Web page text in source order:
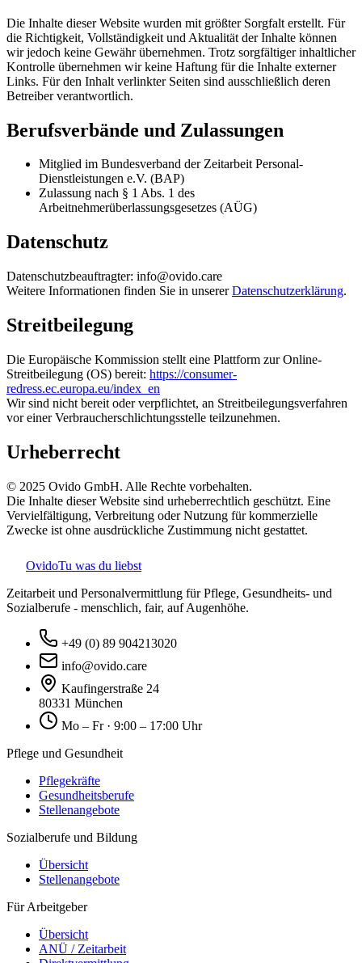
Die Inhalte dieser Website wurden mit größter Sorgfalt erstellt. Für
die Richtigkeit, Vollständigkeit und Aktualität der Inhalte können
wir jedoch keine Gewähr übernehmen. Trotz sorgfältiger inhaltlicher
Kontrolle übernehmen wir keine Haftung für die Inhalte externer
Links. Für den Inhalt verlinkter Seiten sind ausschließlich deren
Betreiber verantwortlich.
Berufsverbände und Zulassungen
Mitglied im Bundesverband der Zeitarbeit Personal-
Dienstleistungen e.V. (BAP)
Zulassung nach § 1 Abs. 1 des
Arbeitnehmerüberlassungsgesetzes (AÜG)
Datenschutz
Datenschutzbeauftragter: info@ovido.care
Weitere Informationen finden Sie in unserer Datenschutzerklärung.
Streitbeilegung
Die Europäische Kommission stellt eine Plattform zur Online-
Streitbeilegung (OS) bereit: https://consumer-
redress.ec.europa.eu/index_en
Wir sind nicht bereit oder verpflichtet, an Streitbeilegungsverfahren
vor einer Verbraucherschlichtungsstelle teilzunehmen.
Urheberrecht
© 2025 Ovido GmbH. Alle Rechte vorbehalten.
Die Inhalte dieser Website sind urheberrechtlich geschützt. Eine
Vervielfältigung, Verbreitung oder Nutzung für kommerzielle
Zwecke ist ohne ausdrückliche Zustimmung nicht gestattet.
OvidoTu was du liebst
Zeitarbeit und Personalvermittlung für Pflege, Gesundheits- und
Sozialberufe - menschlich, fair, auf Augenhöhe.
+49 (0) 89 904213020
info@ovido.care
Kaufingerstraße 24
80331 München
Mo – Fr · 9:00 – 17:00 Uhr
Pflege und Gesundheit
Pflegekräfte
Gesundheitsberufe
Stellenangebote
Sozialberufe und Bildung
Übersicht
Stellenangebote
Für Arbeitgeber
Übersicht
ANÜ / Zeitarbeit